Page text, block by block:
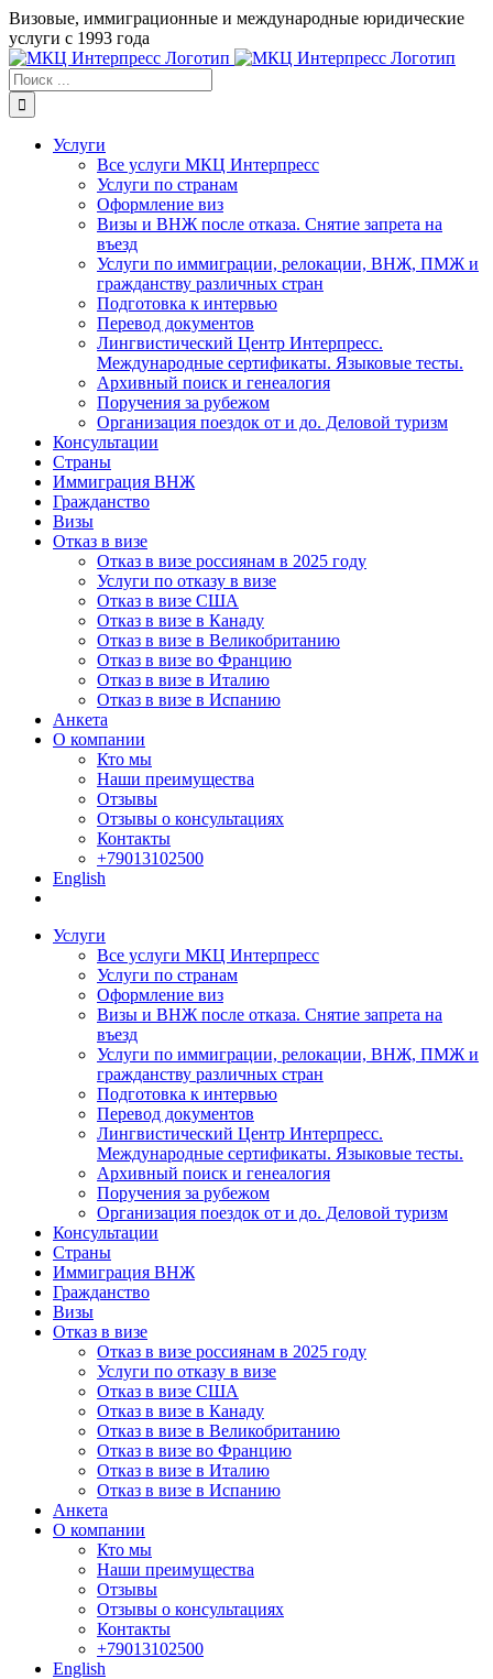
Skip
to
content
Визовые, иммиграционные и международные юридические
услуги с 1993 года
Результат
поиска:
Услуги
Все услуги МКЦ Интерпресс
Услуги по странам
Оформление виз
Визы и ВНЖ после отказа. Снятие запрета на
въезд
Услуги по иммиграции, релокации, ВНЖ, ПМЖ и
гражданству различных стран
Подготовка к интервью
Перевод документов
Лингвистический Центр Интерпресс.
Международные сертификаты. Языковые тесты.
Архивный поиск и генеалогия
Поручения за рубежом
Организация поездок от и до. Деловой туризм
Консультации
Страны
Иммиграция ВНЖ
Гражданство
Визы
Отказ в визе
Отказ в визе россиянам в 2025 году
Услуги по отказу в визе
Отказ в визе США
Отказ в визе в Канаду
Отказ в визе в Великобританию
Отказ в визе во Францию
Отказ в визе в Италию
Отказ в визе в Испанию
Анкета
О компании
Кто мы
Наши преимущества
Отзывы
Отзывы о консультациях
Контакты
+79013102500
English
Услуги
Все услуги МКЦ Интерпресс
Услуги по странам
Оформление виз
Визы и ВНЖ после отказа. Снятие запрета на
въезд
Услуги по иммиграции, релокации, ВНЖ, ПМЖ и
гражданству различных стран
Подготовка к интервью
Перевод документов
Лингвистический Центр Интерпресс.
Международные сертификаты. Языковые тесты.
Архивный поиск и генеалогия
Поручения за рубежом
Организация поездок от и до. Деловой туризм
Консультации
Страны
Иммиграция ВНЖ
Гражданство
Визы
Отказ в визе
Отказ в визе россиянам в 2025 году
Услуги по отказу в визе
Отказ в визе США
Отказ в визе в Канаду
Отказ в визе в Великобританию
Отказ в визе во Францию
Отказ в визе в Италию
Отказ в визе в Испанию
Анкета
О компании
Кто мы
Наши преимущества
Отзывы
Отзывы о консультациях
Контакты
+79013102500
English